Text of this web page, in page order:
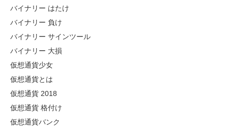
バイナリー はたけ
バイナリー 負け
バイナリー サインツール
バイナリー 大損
仮想通貨少女
仮想通貨とは
仮想通貨 2018
仮想通貨 格付け
仮想通貨バンク